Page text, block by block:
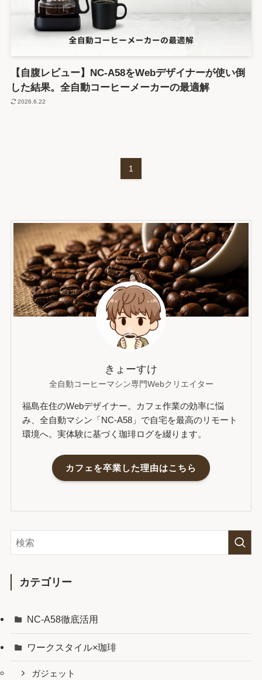
【自腹レビュー】NC-A58をWebデザイナーが使い倒
した結果。全自動コーヒーメーカーの最適解
2026.6.22
1
きょーすけ
全自動コーヒーマシン専門Webクリエイター
福島在住のWebデザイナー。カフェ作業の効率に悩
み、全自動マシン「NC-A58」で自宅を最高のリモート
環境へ。実体験に基づく珈琲ログを綴ります。
カフェを卒業した理由はこちら
カテゴリー
NC-A58徹底活用
ワークスタイル×珈琲
ガジェット